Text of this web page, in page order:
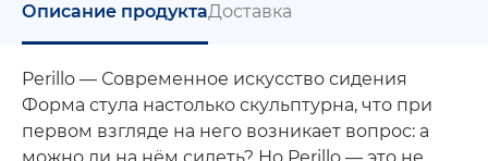
Описание продуктаДоставка
Perillo — Современное искусство сидения
Форма стула настолько скульптурна, что при
первом взгляде на него возникает вопрос: а